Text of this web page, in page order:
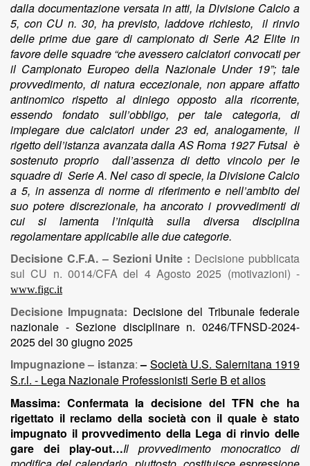
dalla documentazione versata in atti, la Divisione Calcio a
5, con CU n. 30, ha previsto, laddove richiesto, il rinvio
delle prime due gare di campionato di Serie A2 Elite in
favore delle squadre “che avessero calciatori convocati per
il Campionato Europeo della Nazionale Under 19”; tale
provvedimento, di natura eccezionale, non appare affatto
antinomico rispetto al diniego opposto alla ricorrente,
essendo fondato sull’obbligo, per tale categoria, di
impiegare due calciatori under 23 ed, analogamente, il
rigetto dell’istanza avanzata dalla AS Roma 1927 Futsal è
sostenuto proprio dall’assenza di detto vincolo per le
squadre di Serie A. Nel caso di specie, la Divisione Calcio
a 5, in assenza di norme di riferimento e nell’ambito del
suo potere discrezionale, ha ancorato i provvedimenti di
cui si lamenta l’iniquità sulla diversa disciplina
regolamentare applicabile alle due categorie.
Decisione C.F.A. – Sezioni Unite : Decisione pubblicata
sul CU n. 0014/CFA del 4 Agosto 2025 (motivazioni) -
www.figc.it
Decisione Impugnata: Decisione del Tribunale federale
nazionale - Sezione disciplinare n. 0246/TFNSD-2024-
2025 del 30 giugno 2025
Impugnazione – istanza:– Società U.S. Salernitana 1919
S.r.l. - Lega Nazionale Professionisti Serie B et alios
Massima: Confermata la decisione del TFN che ha
rigettato il reclamo della società con il quale è stato
impugnato il provvedimento della Lega di rinvio delle
gare dei play-out…Il provvedimento monocratico di